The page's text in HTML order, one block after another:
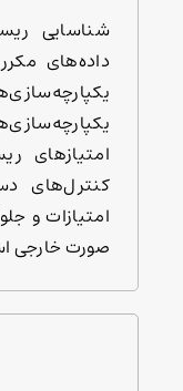
شناسایی
داده‌های
امتیازهای
کنترل‌های
امتیازات و
صورت خارجی